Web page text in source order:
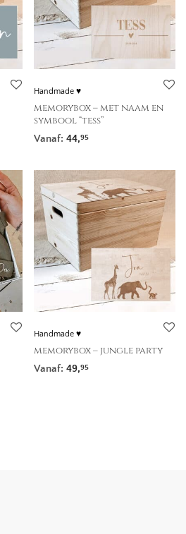
Handmade ♥
memorybox – met naam en
symbool “tess”
Vanaf: 44,95
Handmade ♥
memorybox – jungle party
Vanaf: 49,95